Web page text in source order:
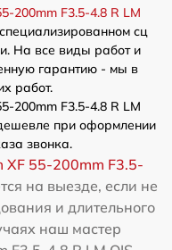
200mm F3.5-4.8 R LM
сц
На все виды работ и
гарантию - мы в
работ.
200mm F3.5-4.8 R LM
при оформлении
звонка.
XF 55-200mm F3.5-
на выезде, если не
и длительного
наш мастер